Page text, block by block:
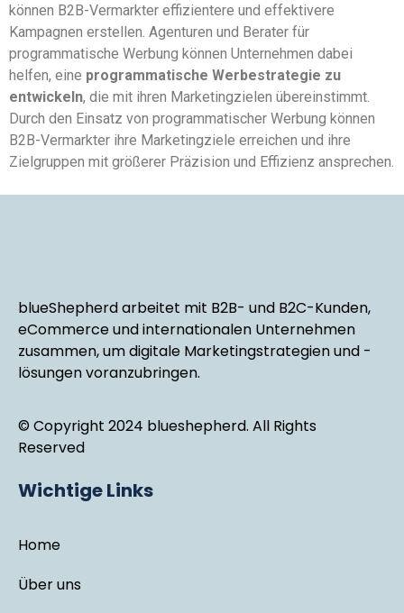
können B2B-Vermarkter effizientere und effektivere
Kampagnen erstellen. Agenturen und Berater für
programmatische Werbung können Unternehmen dabei
helfen, eine programmatische Werbestrategie zu
entwickeln, die mit ihren Marketingzielen übereinstimmt.
Durch den Einsatz von programmatischer Werbung können
B2B-Vermarkter ihre Marketingziele erreichen und ihre
Zielgruppen mit größerer Präzision und Effizienz ansprechen.
blueShepherd arbeitet mit B2B- und B2C-Kunden,
eCommerce und internationalen Unternehmen
zusammen, um digitale Marketingstrategien und -
lösungen voranzubringen.
© Copyright 2024 blueshepherd. All Rights
Reserved
Wichtige Links
Home
Über uns